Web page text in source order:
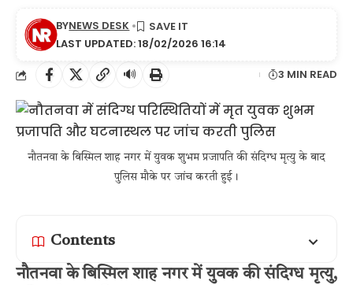
LAST UPDATED: 18/02/2026 16:14
BYNEWS DESK
🔊 3 MIN READ
नौतनवा के बिस्मिल शाह नगर में युवक शुभम प्रजापति की संदिग्ध मृत्यु के बाद
पुलिस मौके पर जांच करती हुई।
Contents
नौतनवा के बिस्मिल शाह नगर में युवक की संदिग्ध मृत्यु,